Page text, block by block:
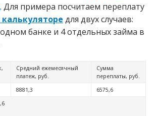
. Для примера посчитаем переплату
для двух случаев:
банке и 4 отдельных займа в
Средний ежемесячный
платеж, руб.
Сумма
переплаты, руб.
8881,3
6575,6